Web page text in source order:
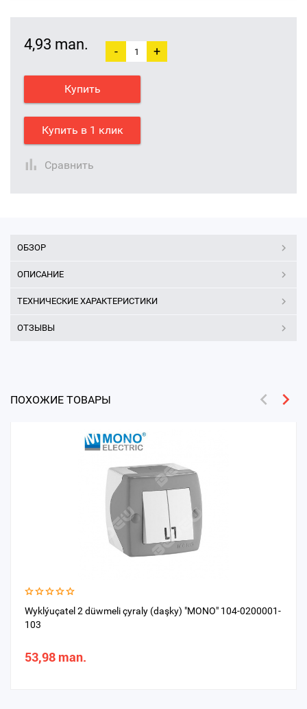
4,93 man. - +
Купить
Купить в 1 клик
Сравнить
ОБЗОР
ОПИСАНИЕ
ТЕХНИЧЕСКИЕ ХАРАКТЕРИСТИКИ
ОТЗЫВЫ
ПОХОЖИЕ ТОВАРЫ
Wyklýuçatel 2 düwmeli çyraly (daşky) "MONO" 104-0200001-
103
53,98 man.